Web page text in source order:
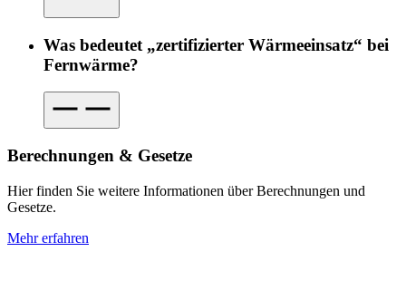
Was bedeutet „zertifizierter Wärmeeinsatz“ bei
Fernwärme?
Berechnungen & Gesetze
Hier finden Sie weitere Informationen über Berechnungen und
Gesetze.
Mehr erfahren